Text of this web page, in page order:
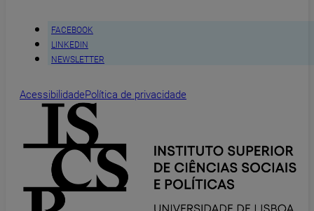
FACEBOOK
LINKEDIN
NEWSLETTER
AcessibilidadePolítica de privacidade